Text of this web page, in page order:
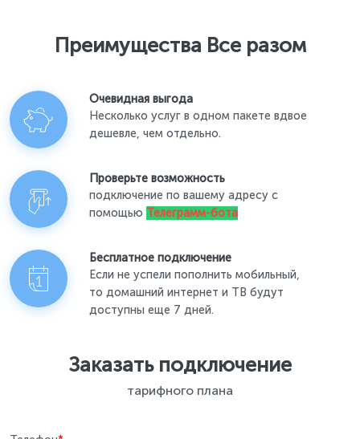
Преимущества Все разом
Очевидная выгода
Несколько услуг в одном пакете вдвое
дешевле, чем отдельно.
Проверьте возможность
подключение по вашему адресу с
помощью Телеграмм-бота
Бесплатное подключение
Если не успели пополнить мобильный,
то домашний интернет и ТВ будут
доступны еще 7 дней.
Заказать подключение
тарифного плана